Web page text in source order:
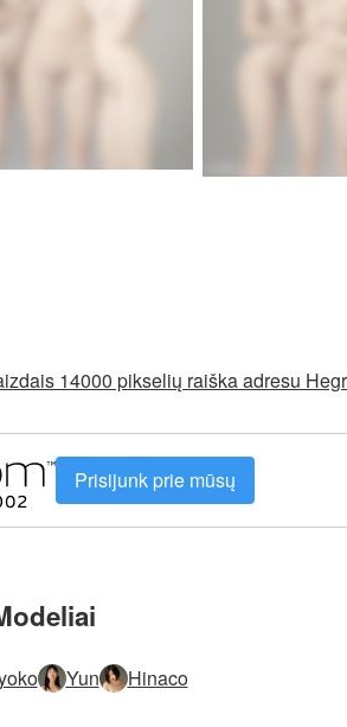
14000 pikselių raiška adresu
Prisijunk prie mūsų
Yun Hinaco